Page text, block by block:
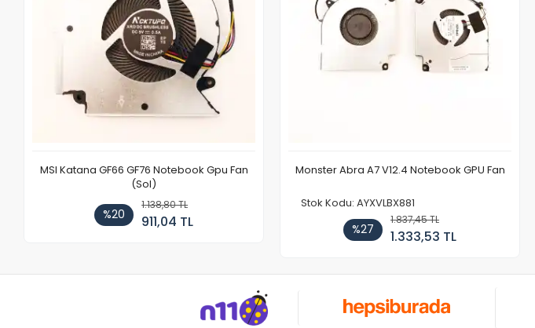
MSI Katana GF66 GF76 Notebook Gpu Fan
(Sol)
%20
1.138,80 TL
911,04 TL
Monster Abra A7 V12.4 Notebook GPU Fan
Stok Kodu: AYXVLBX881
%27
1.837,45 TL
1.333,53 TL